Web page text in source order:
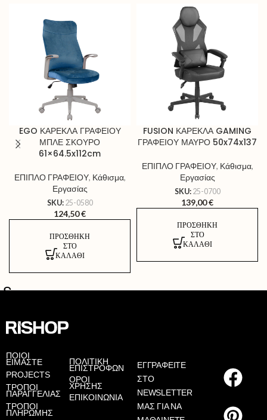
EGO ΚΑΡΕΚΛΑ ΓΡΑΦΕΙΟΥ
ΜΠΛΕ ΣΚΟΥΡΟ
61×64.5x112cm
ΕΠΙΠΛΟ ΓΡΑΦΕΙΟΥ, Κάθισμα,
Εργασίας
SKU: 25-0580
124,50€
ΠΡΟΣΘΉΚΗ
ΣΤΟ
ΚΑΛΆΘΙ
FUSION ΚΑΡΕΚΛΑ GAMING
ΓΡΑΦΕΙΟΥ ΜΑΥΡΟ 50x74x137
ΕΠΙΠΛΟ ΓΡΑΦΕΙΟΥ, Κάθισμα,
Εργασίας
SKU: 25-0700
139,00€
ΠΡΟΣΘΉΚΗ
ΣΤΟ
ΚΑΛΆΘΙ
ΠΟΙΟΙ
ΕΙΜΑΣΤΕ
PROJECTS
ΤΡΟΠΟΙ
ΠΑΡΑΓΓΕΛΙΑΣ
ΤΡΟΠΟΙ
ΠΛΗΡΩΜΗΣ
ΠΟΛΙΤΙΚΗ
ΕΠΙΣΤΡΟΦΩΝ
ΟΡΟΙ
ΧΡΗΣΗΣ
ΕΠΙΚΟΙΝΩΝΙΑ
ΕΓΓΡΑΦΕΙΤΕ
ΣΤΟ
NEWSLETTER
ΜΑΣ ΓΙΑ ΝΑ